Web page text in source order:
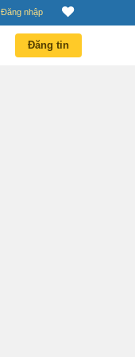
Đăng nhập
Đăng tin